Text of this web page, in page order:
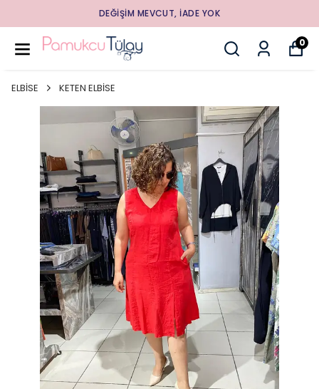
DEĞİŞİM MEVCUT, İADE YOK
0
ELBİSE KETEN ELBİSE